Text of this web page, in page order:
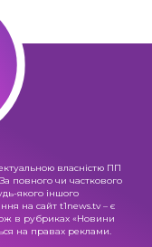
власністю ПП
повного чи часткового
якого іншого
на сайт t1news.tv – є
в рубриках «Новини
на правах реклами.